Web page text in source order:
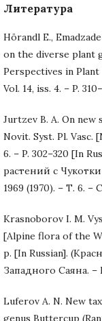
Литература
Hörandl E.,
on the diverse plant
Perspectives in Plant
Vol. 14, iss. 4. – P.
Jurtzev B. A. On
Novit. Syst. Pl. Vasc.
6. – P. 302–320 [In
растений с
1969 (1970). – Т. 6. –
Krasnoborov I. M.
[Alpine flora of the
p. [In Russian].
Западного Саяна. –
Luferov A. N. New
genus Buttercup